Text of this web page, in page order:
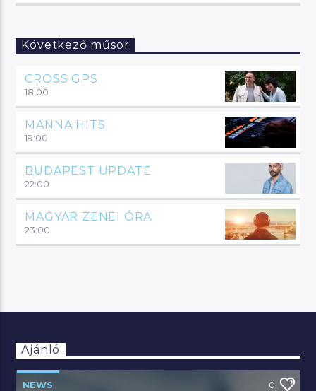
Következő műsor
CROSS GPS
18:00
MANNA HITS
19:00
BUDAPEST UPDATE
22:00
MAGYAR ZENEI ÓRA
23:00
Ajánló
NEWS 0